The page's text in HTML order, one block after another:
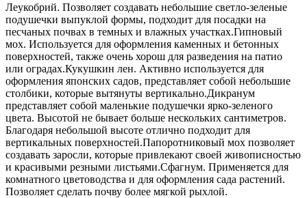
Леукобрий. Позволяет создавать небольшие светло-зеленые
подушечки выпуклой формы, подходит для посадки на
песчаных почвах в темных и влажных участках.Гипновый
мох. Используется для оформления каменных и бетонных
поверхностей, также очень хорош для разведения на патио
или оградах.Кукушкин лен. Активно используется для
оформления японских садов, представляет собой небольшие
столбики, которые вытянуты вертикально.Дикранум
представляет собой маленькие подушечки ярко-зеленого
цвета. Высотой не бывает больше нескольких сантиметров.
Благодаря небольшой высоте отлично подходит для
вертикальных поверхностей.Папоротниковый мох позволяет
создавать заросли, которые привлекают своей живописностью
и красивыми резными листьями.Сфагнум. Применяется для
комнатного цветоводства и для оформления сада растений.
Позволяет сделать почву более мягкой рыхлой.